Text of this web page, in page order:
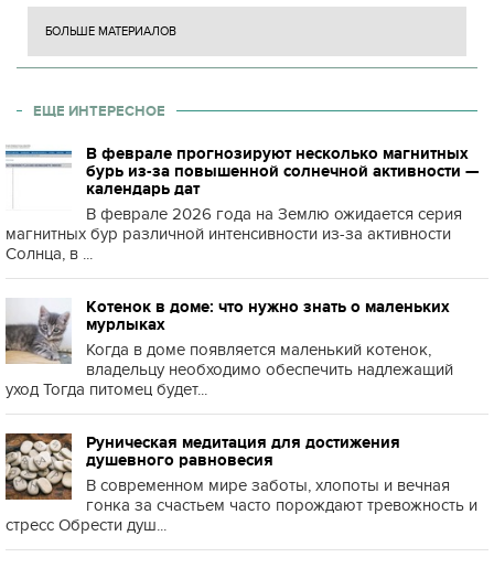
БОЛЬШЕ МАТЕРИАЛОВ
ЕЩЕ ИНТЕРЕСНОЕ
В феврале прогнозируют несколько магнитных
бурь из-за повышенной солнечной активности —
календарь дат
В феврале 2026 года на Землю ожидается серия
магнитных бур различной интенсивности из-за активности
Солнца, в ...
Котенок в доме: что нужно знать о маленьких
мурлыках
Когда в доме появляется маленький котенок,
владельцу необходимо обеспечить надлежащий
уход Тогда питомец будет...
Руническая медитация для достижения
душевного равновесия
В современном мире заботы, хлопоты и вечная
гонка за счастьем часто порождают тревожность и
стресс Обрести душ...